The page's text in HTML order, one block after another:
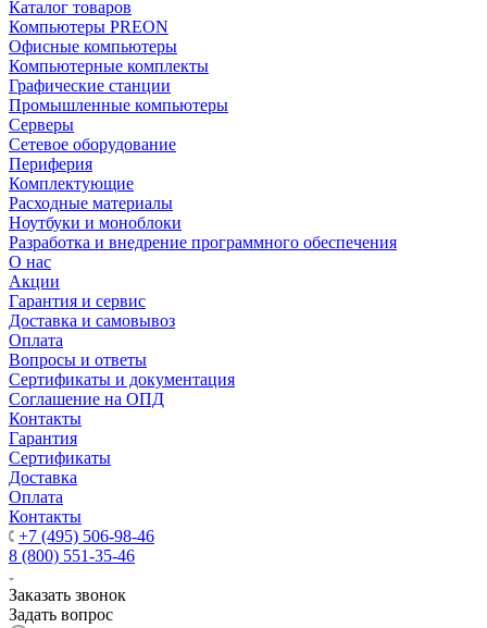
Каталог товаров
Компьютеры PREON
Офисные компьютеры
Компьютерные комплекты
Графические станции
Промышленные компьютеры
Серверы
Сетевое оборудование
Периферия
Комплектующие
Расходные материалы
Ноутбуки и моноблоки
Разработка и внедрение программного обеспечения
О нас
Акции
Гарантия и сервис
Доставка и самовывоз
Оплата
Вопросы и ответы
Сертификаты и документация
Соглашение на ОПД
Контакты
Гарантия
Сертификаты
Доставка
Оплата
Контакты
+7 (495) 506-98-46
8 (800) 551-35-46
Заказать звонок
Задать вопрос